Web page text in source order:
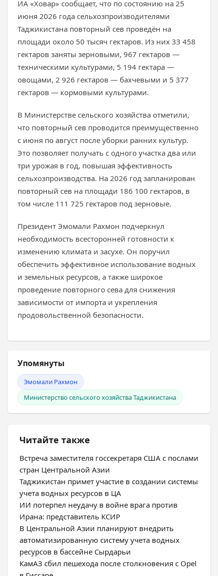
ИА «Ховар» сообщает, что по состоянию на 25
июня 2026 года сельхозпроизводителями
Таджикистана повторный сев проведён на
площади около 50 тысяч гектаров. Из них 33 458
гектаров заняты зерновыми, 967 гектаров —
техническими культурами, 5 194 гектара —
овощами, 2 926 гектаров — бахчевыми и 5 377
гектаров — кормовыми культурами.
В Министерстве сельского хозяйства отметили,
что повторный сев проводится преимущественно
с июня по август после уборки ранних культур.
Это позволяет получать с одного участка два или
три урожая в год, повышая эффективность
сельхозпроизводства. На 2026 год запланирован
повторный сев на площади 186 100 гектаров, в
том числе 111 725 гектаров под зерновые.
Президент Эмомали Рахмон подчеркнул
необходимость всесторонней готовности к
изменению климата и засухе. Он поручил
обеспечить эффективное использование водных
и земельных ресурсов, а также широкое
проведение повторного сева для снижения
зависимости от импорта и укрепления
продовольственной безопасности.
Упомянуты
Эмомали Рахмон
Министерство сельского хозяйства Таджикистана
Читайте также
Встреча заместителя госсекретаря США с послами
стран Центральной Азии
Таджикистан примет участие в создании системы
учета водных ресурсов в ЦА
ИИ потерпел неудачу в войне врага против
Ирана: представитель КСИР
В Центральной Азии планируют внедрить
автоматизированную систему учета водных
ресурсов в бассейне Сырдарьи
КамАЗ сбил пешехода после столкновения с Opel